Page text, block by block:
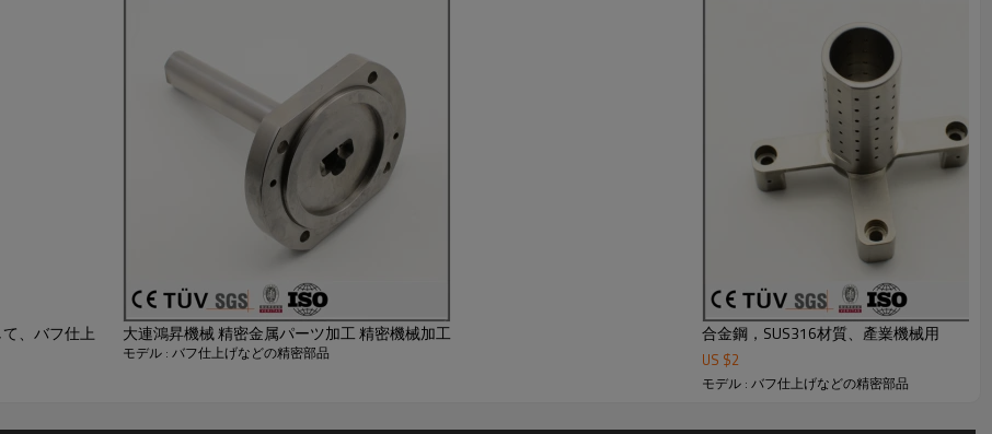
、バフ仕上
大連鴻昇機械 精密金属パーツ加工 精密機械加工
モデル : バフ仕上げなどの精密部品
合金鋼，SUS316材質、產嶪機械用
US $2
モデル : バフ仕上げなどの精密部品